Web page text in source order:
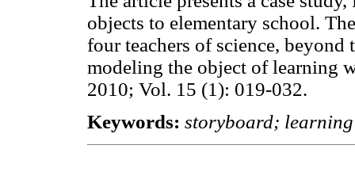
objects to elementary school.
four teachers of science, beyond
modeling the object of learning
2010; Vol. 15 (1): 019-032.
Keywords: storyboard;